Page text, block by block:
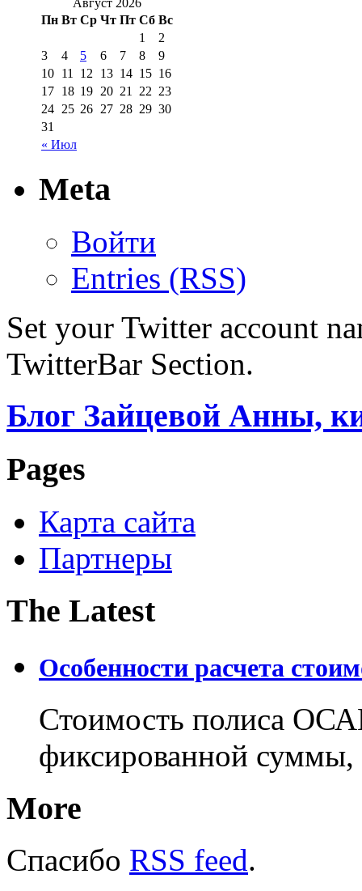
Август 2026
Пн Вт Ср Чт Пт Сб Вс
« Июл
1
2
3
4 5 6 7 8
9
10 11 12 13 14 15 16
17 18 19 20 21 22 23
24 25 26 27 28 29 30
31
Meta
Войти
Entries (RSS)
Set your Twitter account
TwitterBar Section.
Блог Зайцевой Анны,
Pages
Карта сайта
Партнеры
The Latest
Особенности расчета
Стоимость полиса
фиксированной
More
Спасибо RSS feed.